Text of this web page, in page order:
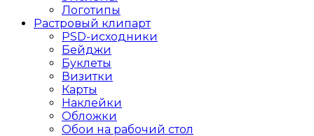
Логотипы
Растровый клипарт
PSD-исходники
Бейджи
Буклеты
Визитки
Карты
Наклейки
Обложки
Обои на рабочий стол